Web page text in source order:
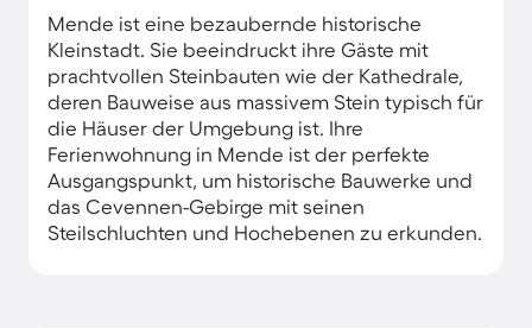
Mende ist eine bezaubernde historische
Kleinstadt. Sie beeindruckt ihre Gäste mit
prachtvollen Steinbauten wie der Kathedrale,
deren Bauweise aus massivem Stein typisch für
die Häuser der Umgebung ist. Ihre
Ferienwohnung in Mende ist der perfekte
Ausgangspunkt, um historische Bauwerke und
das Cevennen-Gebirge mit seinen
Steilschluchten und Hochebenen zu erkunden.